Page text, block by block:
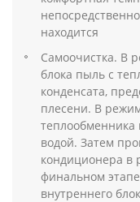
находится
Самоочистка. В
блока пыль с
конденсата,
плесени. В
теплообменника
водой. Затем
кондиционера в
финальном
внутреннего